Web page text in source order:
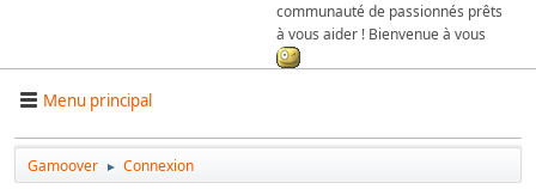
communauté de passionnés prêts
à vous aider ! Bienvenue à vous
Menu principal
Gamoover ► Connexion